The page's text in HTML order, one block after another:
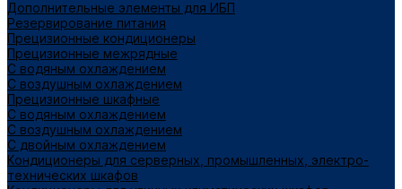
Дополнительные элементы для ИБП
Резервирование питания
Прецизионные кондиционеры
Прецизионные межрядные
С водяным охлаждением
С воздушным охлаждением
Прецизионные шкафные
С водяным охлаждением
С воздушным охлаждением
С двойным охлаждением
Кондиционеры для серверных, промышленных, электро-
технических шкафов